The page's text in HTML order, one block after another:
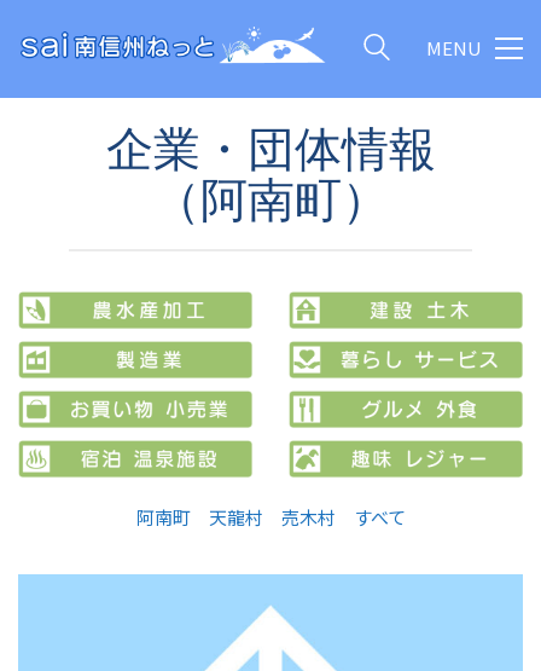
MENU
企業・団体情報
（阿南町）
阿南町 天龍村 売木村 すべて